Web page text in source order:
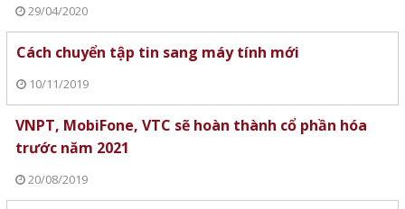
29/04/2020
Cách chuyển tập tin sang máy tính mới
10/11/2019
VNPT, MobiFone, VTC sẽ hoàn thành cổ phần hóa
trước năm 2021
20/08/2019